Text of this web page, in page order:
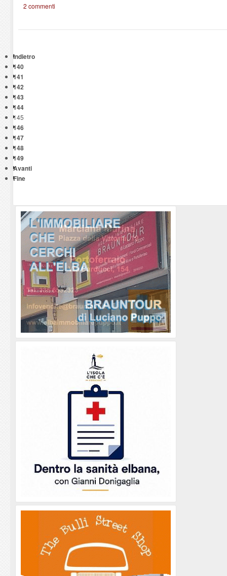
2 commenti
Indietro
140
141
142
143
144
145
146
147
148
149
Avanti
Fine